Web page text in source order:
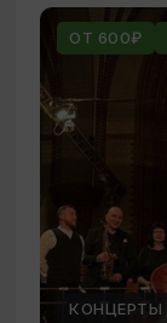
ОТ 600₽
КОНЦЕРТЫ